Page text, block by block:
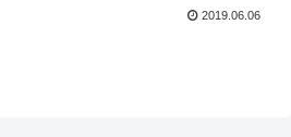
2019.06.06